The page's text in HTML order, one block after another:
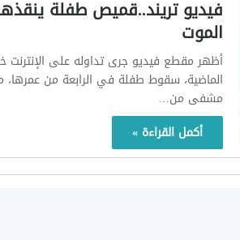
فيديو تريند..قميص طفلة
الموت
أظهر مقطع فيديو جرى تداوله على الإنترنت
الماضية، سقوط طفلة في الرابعة من
مشفى من…
أكمل القراءة »